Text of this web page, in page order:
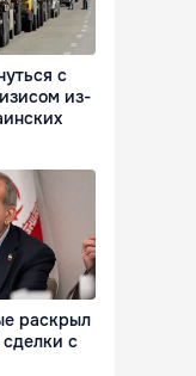
с
из-
раскрыл
с